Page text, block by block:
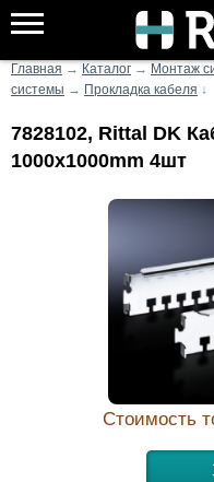
Главная → Каталог → Монтаж
системы → Прокладка кабеля ↓
7828102, Rittal DK
1000x1000mm 4шт
Стоимость